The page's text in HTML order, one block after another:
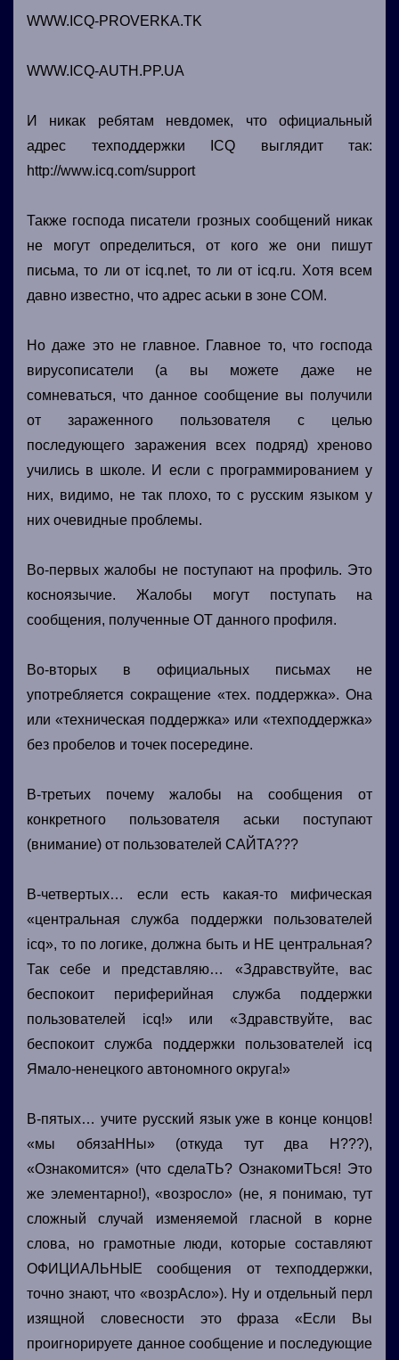
WWW.ICQ-PROVERKA.TK
WWW.ICQ-AUTH.PP.UA
И никак ребятам невдомек, что официальный
адрес техподдержки ICQ выглядит так:
http://www.icq.com/support
Также господа писатели грозных сообщений никак
не могут определиться, от кого же они пишут
письма, то ли от icq.net, то ли от icq.ru. Хотя всем
давно известно, что адрес аськи в зоне COM.
Но даже это не главное. Главное то, что господа
вирусописатели (а вы можете даже не
сомневаться, что данное сообщение вы получили
от зараженного пользователя с целью
последующего заражения всех подряд) хреново
учились в школе. И если с программированием у
них, видимо, не так плохо, то с русским языком у
них очевидные проблемы.
Во-первых жалобы не поступают на профиль. Это
косноязычие. Жалобы могут поступать на
сообщения, полученные ОТ данного профиля.
Во-вторых в официальных письмах не
употребляется сокращение «тех. поддержка». Она
или «техническая поддержка» или «техподдержка»
без пробелов и точек посередине.
В-третьих почему жалобы на сообщения от
конкретного пользователя аськи поступают
(внимание) от пользователей САЙТА???
В-четвертых… если есть какая-то мифическая
«центральная служба поддержки пользователей
icq», то по логике, должна быть и НЕ центральная?
Так себе и представляю… «Здравствуйте, вас
беспокоит периферийная служба поддержки
пользователей icq!» или «Здравствуйте, вас
беспокоит служба поддержки пользователей icq
Ямало-ненецкого автономного округа!»
В-пятых… учите русский язык уже в конце концов!
«мы обязаННы» (откуда тут два Н???),
«Ознакомится» (что сделаТЬ? ОзнакомиТЬся! Это
же элементарно!), «возросло» (не, я понимаю, тут
сложный случай изменяемой гласной в корне
слова, но грамотные люди, которые составляют
ОФИЦИАЛЬНЫЕ сообщения от техподдержки,
точно знают, что «возрАсло»). Ну и отдельный перл
изящной словесности это фраза «Если Вы
проигнорируете данное сообщение и последующие